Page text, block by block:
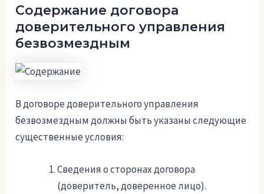
Содержание договора
доверительного управления
безвозмездным
В договоре доверительного управления
безвозмездным должны быть указаны следующие
существенные условия:
Сведения о сторонах договора
(доверитель, доверенное лицо).